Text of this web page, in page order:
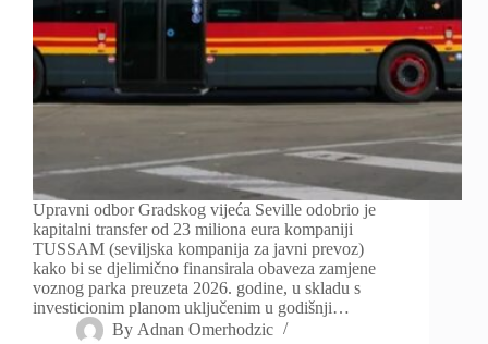
Upravni odbor Gradskog vijeća Seville odobrio je
kapitalni transfer od 23 miliona eura kompaniji
TUSSAM (seviljska kompanija za javni prevoz)
kako bi se djelimično finansirala obaveza zamjene
voznog parka preuzeta 2026. godine, u skladu s
investicionim planom uključenim u godišnji…
By Adnan Omerhodzic